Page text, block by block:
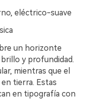
eléctrico-suave
un horizonte
y profundidad.
mientras que el
tierra. Estas
en tipografía con